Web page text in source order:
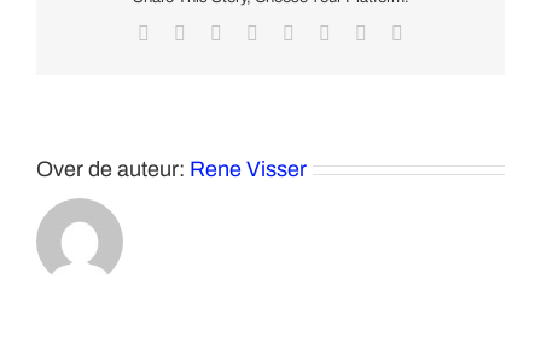
Facebook Reddit LinkedIn
TumblrPinterest
Over de auteur: Rene Visser